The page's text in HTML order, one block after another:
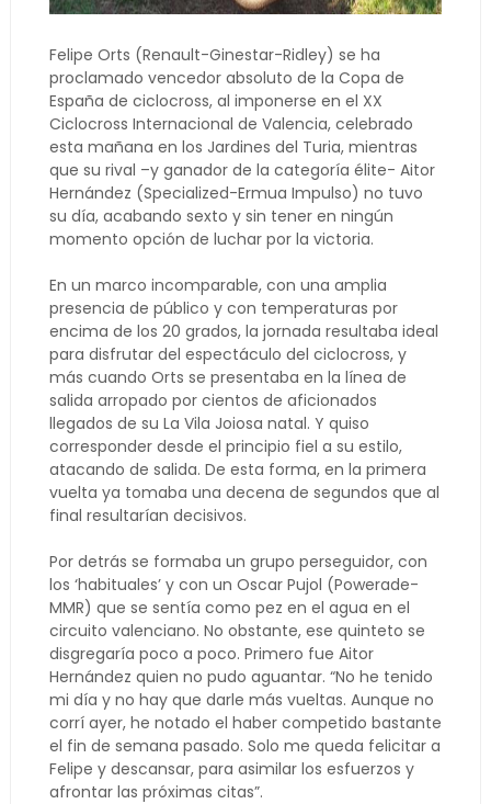
Felipe Orts (Renault-Ginestar-Ridley) se ha
proclamado vencedor absoluto de la Copa de
España de ciclocross, al imponerse en el XX
Ciclocross Internacional de Valencia, celebrado
esta mañana en los Jardines del Turia, mientras
que su rival –y ganador de la categoría élite- Aitor
Hernández (Specialized-Ermua Impulso) no tuvo
su día, acabando sexto y sin tener en ningún
momento opción de luchar por la victoria.
En un marco incomparable, con una amplia
presencia de público y con temperaturas por
encima de los 20 grados, la jornada resultaba ideal
para disfrutar del espectáculo del ciclocross, y
más cuando Orts se presentaba en la línea de
salida arropado por cientos de aficionados
llegados de su La Vila Joiosa natal. Y quiso
corresponder desde el principio fiel a su estilo,
atacando de salida. De esta forma, en la primera
vuelta ya tomaba una decena de segundos que al
final resultarían decisivos.
Por detrás se formaba un grupo perseguidor, con
los ‘habituales’ y con un Oscar Pujol (Powerade-
MMR) que se sentía como pez en el agua en el
circuito valenciano. No obstante, ese quinteto se
disgregaría poco a poco. Primero fue Aitor
Hernández quien no pudo aguantar. “No he tenido
mi día y no hay que darle más vueltas. Aunque no
corrí ayer, he notado el haber competido bastante
el fin de semana pasado. Solo me queda felicitar a
Felipe y descansar, para asimilar los esfuerzos y
afrontar las próximas citas”.